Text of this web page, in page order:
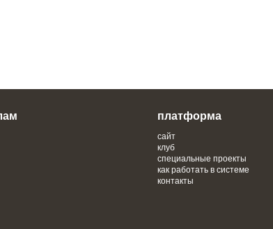
платформа
сайт
клуб
специальные проекты
как работать в системе
контакты